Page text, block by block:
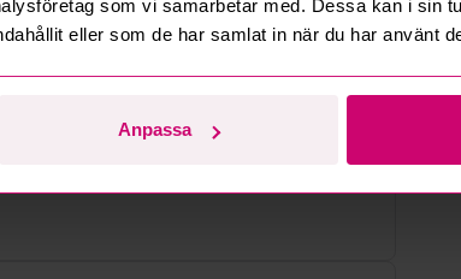
som vi samarbetar med. Dessa kan i sin
eller som de har samlat in när du har använt
Anpassa